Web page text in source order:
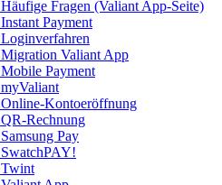
Häufige Fragen (Valiant App-Seite)
Instant Payment
Loginverfahren
Migration Valiant App
Mobile Payment
myValiant
Online-Kontoeröffnung
QR-Rechnung
Samsung Pay
SwatchPAY!
Twint